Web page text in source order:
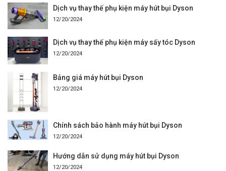
Dịch vụ thay thế phụ kiện máy hút bụi Dyson
12/20/2024
Dịch vụ thay thế phụ kiện máy sấy tóc Dyson
12/20/2024
Bảng giá máy hút bụi Dyson
12/20/2024
Chính sách bảo hành máy hút bụi Dyson
12/20/2024
Hướng dẫn sử dụng máy hút bụi Dyson
12/20/2024